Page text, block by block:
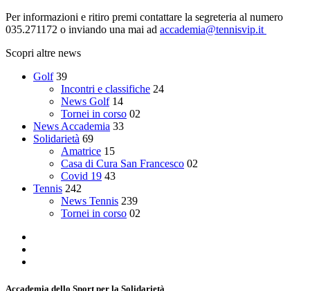
Per informazioni e ritiro premi contattare la segreteria al numero
035.271172 o inviando una mai ad accademia@tennisvip.it
Scopri altre news
Golf 39
Incontri e classifiche 24
News Golf 14
Tornei in corso 02
News Accademia 33
Solidarietà 69
Amatrice 15
Casa di Cura San Francesco 02
Covid 19 43
Tennis 242
News Tennis 239
Tornei in corso 02
Accademia dello Sport per la Solidarietà